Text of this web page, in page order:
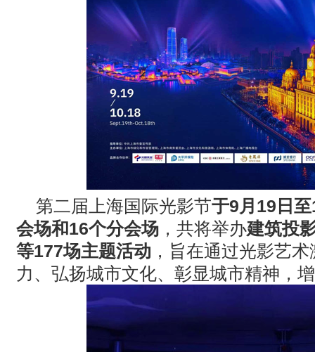
第二届上海国际光影节于9月 19 日至
会场和16个分会场 ，共将举办建筑投
等177场主题活动 ，旨在通过光影艺
力、弘扬城市文化、彰显城市精神，